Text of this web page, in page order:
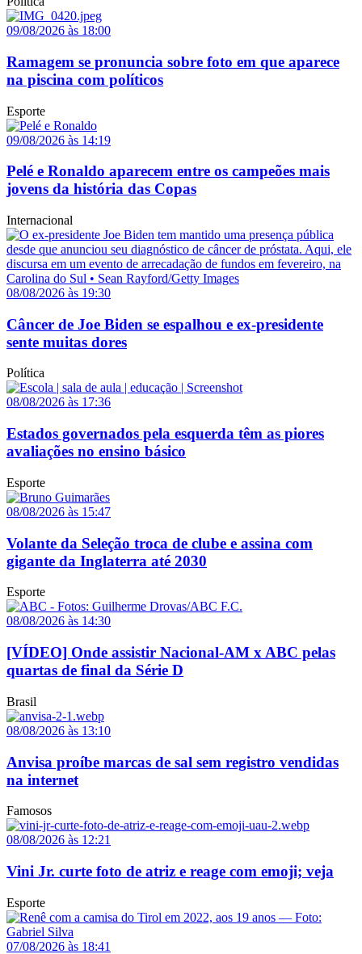
09/08/2026 às 18:00
Ramagem se pronuncia sobre foto em que aparece
na piscina com políticos
Esporte
09/08/2026 às 14:19
Pelé e Ronaldo aparecem entre os campeões mais
jovens da história das Copas
Internacional
08/08/2026 às 19:30
Câncer de Joe Biden se espalhou e ex-presidente
sente muitas dores
Política
08/08/2026 às 17:36
Estados governados pela esquerda têm as piores
avaliações no ensino básico
Esporte
08/08/2026 às 15:47
Volante da Seleção troca de clube e assina com
gigante da Inglaterra até 2030
Esporte
08/08/2026 às 14:30
[VÍDEO] Onde assistir Nacional-AM x ABC pelas
quartas de final da Série D
Brasil
08/08/2026 às 13:10
Anvisa proíbe marcas de sal sem registro vendidas
na internet
Famosos
08/08/2026 às 12:21
Vini Jr. curte foto de atriz e reage com emoji; veja
Esporte
07/08/2026 às 18:41